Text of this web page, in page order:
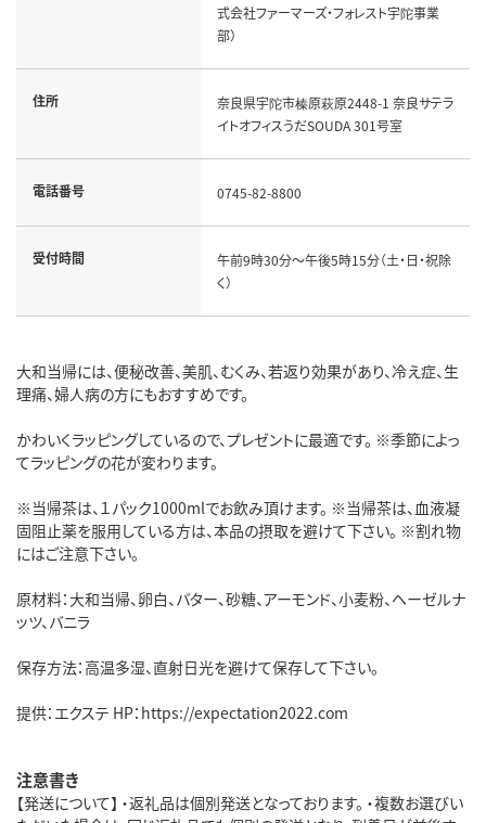
式会社ファーマーズ・フォレスト宇陀事業
部）
住所
奈良県宇陀市榛原萩原2448-1 奈良サテラ
イトオフィスうだSOUDA 301号室
電話番号 0745-82-8800
受付時間
午前9時30分～午後5時15分（土・日・祝除
く）
大和当帰には、便秘改善、美肌、むくみ、若返り効果があり、冷え症、生
理痛、婦人病の方にもおすすめです。
かわいくラッピングしているので、プレゼントに最適です。 ※季節によっ
てラッピングの花が変わります。
※当帰茶は、１パック1000mlでお飲み頂けます。 ※当帰茶は、血液凝
固阻止薬を服用している方は、本品の摂取を避けて下さい。 ※割れ物
にはご注意下さい。
原材料：大和当帰、卵白、バター、砂糖、アーモンド、小麦粉、ヘーゼルナ
ッツ、バニラ
保存方法：高温多湿、直射日光を避けて保存して下さい。
提供：エクステ HP：https://expectation2022.com
注意書き
【発送について】 ・返礼品は個別発送となっております。 ・複数お選びい